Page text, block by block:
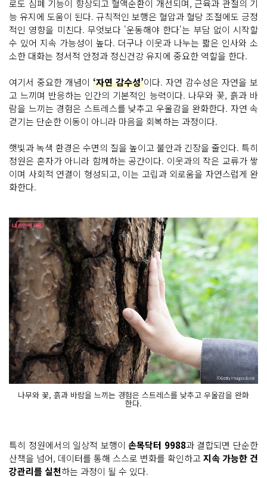
로도 심폐 기능이 향상되고 혈액순환이 개선되며, 근육과 관절의 기
능 유지에 도움이 된다. 규칙적인 보행은 혈압과 혈당 조절에도 긍정
적인 영향을 미친다. 무엇보다 '운동해야 한다'는 부담 없이 시작할
수 있어 지속 가능성이 높다. 더구나 이웃과 나누는 짧은 인사와 소
소한 대화는 정서적 안정과 정신건강 유지에 중요한 역할을 한다.
여기서 중요한 개념이 ‘자연 감수성’이다. 자연 감수성은 자연을 보
고 느끼며 반응하는 인간의 기본적인 능력이다. 나무와 꽃, 흙과 바
람을 느끼는 경험은 스트레스를 낮추고 우울감을 완화한다. 자연 속
걷기는 단순한 이동이 아니라 마음을 회복하는 과정이다.
햇빛과 녹색 환경은 수면의 질을 높이고 불안과 긴장을 줄인다. 특히
정원은 혼자가 아니라 함께하는 공간이다. 이웃과의 작은 교류가 쌓
이며 사회적 연결이 형성되고, 이는 고립과 외로움을 자연스럽게 완
화한다.
나무와 꽃, 흙과 바람을 느끼는 경험은 스트레스를 낮추고 우울감을 완화
한다.
특히 정원에서의 일상적 보행이손목닥터 9988과 결합되면 단순한
산책을 넘어, 데이터를 통해 스스로 변화를 확인하고지속 가능한 건
강관리를 실천하는 과정이 될 수 있다.